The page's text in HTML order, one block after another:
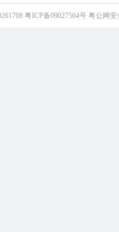
粤ICP备09027564号 粤公网安